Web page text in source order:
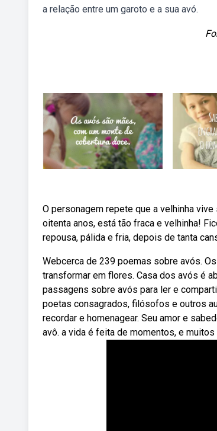
a relação entre um garoto e a sua avó.
O personagem repete que a velhinha
oitenta anos, está tão fraca e velhinha!
repousa, pálida e fria, depois de tanta
Webcerca de 239 poemas sobre avós.
transformar em flores. Casa dos avós é
passagens sobre avós para ler e
poetas consagrados, filósofos e outros
recordar e homenagear. Seu amor e
avô. a vida é feita de momentos, e